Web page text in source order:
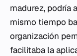
madurez, podría
mismo tiempo
organización
facilitaba la